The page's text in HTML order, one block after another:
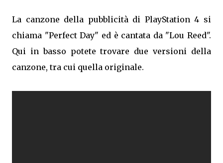
La canzone della pubblicità di PlayStation 4 si
chiama "Perfect Day" ed è cantata da "Lou Reed".
Qui in basso potete trovare due versioni della
canzone, tra cui quella originale.